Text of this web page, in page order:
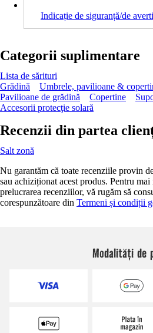
Indicație de siguranță/de
Categorii suplimentare
Lista de sărituri
Grădină
Umbrele, pavilioane &
Pavilioane de grădină
Copertine
Accesorii protecţie solară
Recenzii din partea
Salt zonă
Nu garantăm că toate recenziile provin
sau achiziționat acest produs. Pentru
prelucrarea recenziilor, vă rugăm să
corespunzătoare din Termeni și condiții
Modalități de